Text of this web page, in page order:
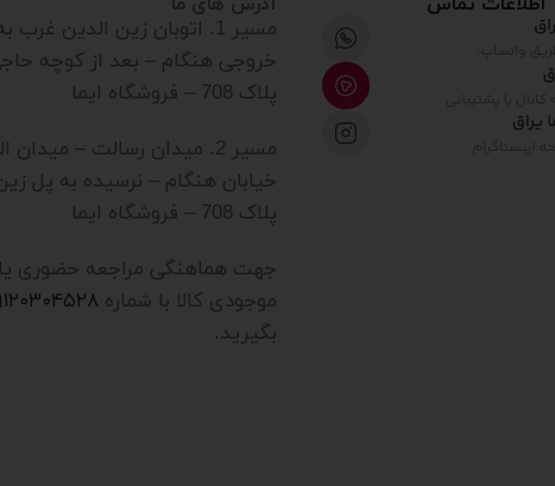
مسیر 1. اتوبان زین الدین
خروجی هنگام – بعد از کوچه
پلاک 708 – فروشگاه ایما
مسیر 2. میدان رسالت – میدان
خیابان هنگام – نرسیده به پل
پلاک 708 – فروشگاه ایما
جهت هماهنگی مراجعه حضوری یا
موجودی کالا با شماره
بگیرید.